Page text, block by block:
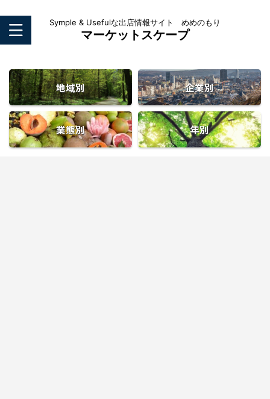
Symple & Usefulな出店情報サイト めめのもり
マーケットスケープ
地域別 企業別
業態別 年別